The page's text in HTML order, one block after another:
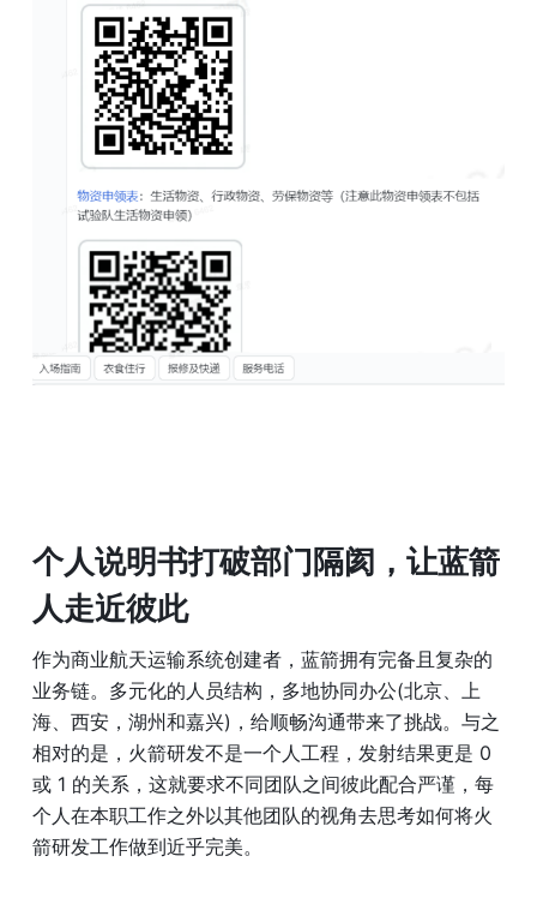
个人说明书打破部门隔阂，让蓝箭
人走近彼此
作为商业航天运输系统创建者，蓝箭拥有完备且复杂的
业务链。多元化的人员结构，多地协同办公(北京、上
海、西安，湖州和嘉兴)，给顺畅沟通带来了挑战。与之
相对的是，火箭研发不是一个人工程，发射结果更是 0
或 1 的关系，这就要求不同团队之间彼此配合严谨，每
个人在本职工作之外以其他团队的视角去思考如何将火
箭研发工作做到近乎完美。